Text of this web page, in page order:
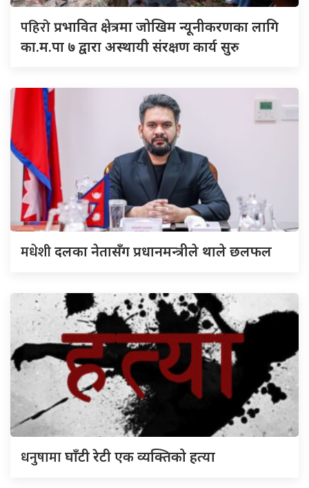
पहिरोप्रभावित क्षेत्रमा जोखिम न्यूनीकरणका लागि
का.म.पा ७ द्वारा अस्थायी संरक्षण कार्य सुरु
मधेशीदलका नेतासँग प्रधानमन्त्रीले थाले छलफल
धनुषामाघाँटी रेटी एक व्यक्तिको हत्या